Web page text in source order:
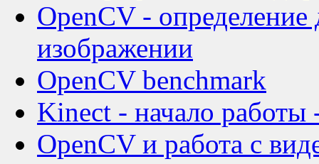
OpenCV -
изображении
OpenCV benchmark
Kinect - начало работы
OpenCV и работа с